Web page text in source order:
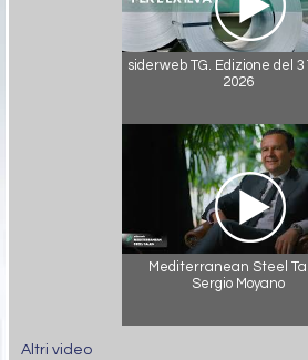
siderweb TG. Edizione del
2026
Mediterranean Steel
Sergio Moyano
Altri video